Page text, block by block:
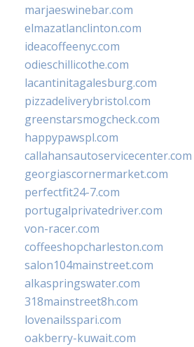
marjaeswinebar.com
elmazatlanclinton.com
ideacoffeenyc.com
odieschillicothe.com
lacantinitagalesburg.com
pizzadeliverybristol.com
greenstarsmogcheck.com
happypawspl.com
callahansautoservicecenter.com
georgiascornermarket.com
perfectfit24-7.com
portugalprivatedriver.com
von-racer.com
coffeeshopcharleston.com
salon104mainstreet.com
alkaspringswater.com
318mainstreet8h.com
lovenailsspari.com
oakberry-kuwait.com